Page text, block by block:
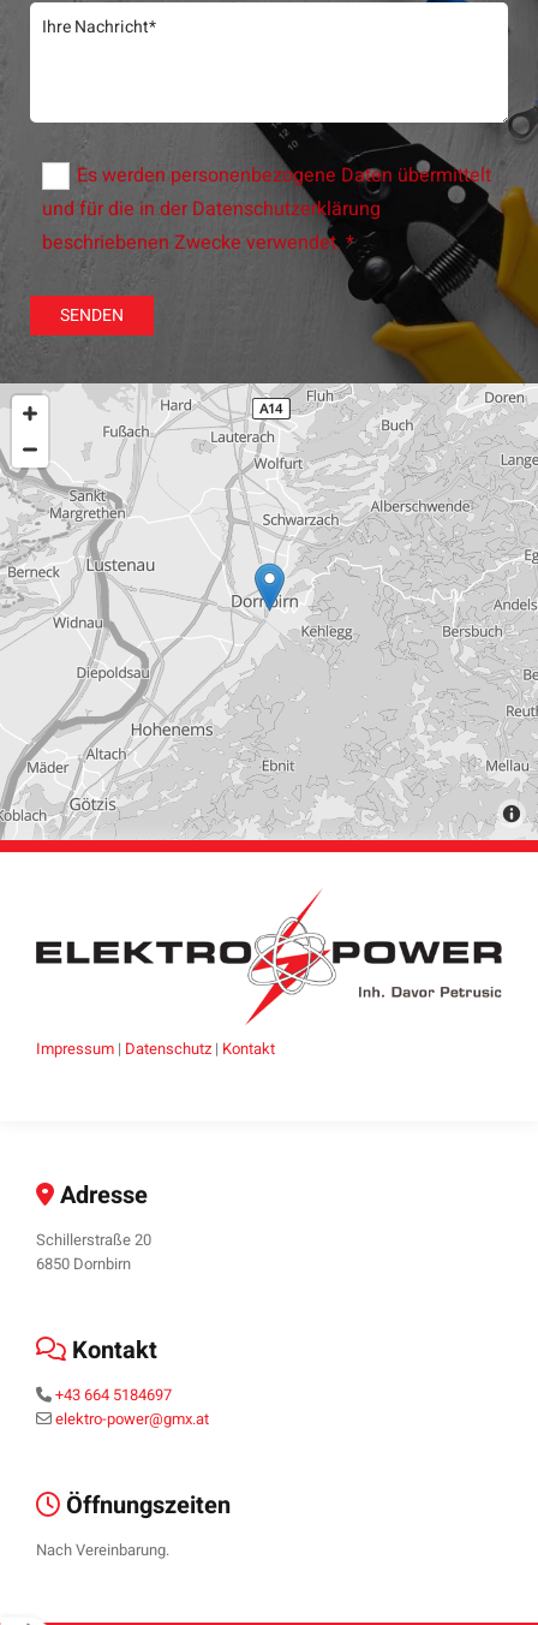
Es werden personenbezogene Daten übermittelt
und für die in der Datenschutzerklärung
beschriebenen Zwecke verwendet. *
Impressum | Datenschutz | Kontakt
 Adresse
Schillerstraße 20
6850 Dornbirn
 Kontakt
 +43 664 5184697
 elektro-power@gmx.at
 Öffnungszeiten
Nach Vereinbarung.